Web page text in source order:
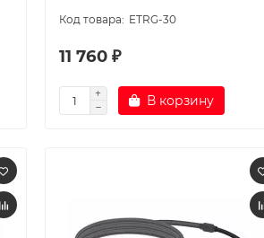
ETRG-30
11 760 ₽
В корзину